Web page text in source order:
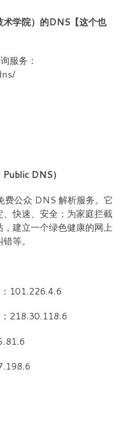
学院）的DNS【这个也
服务：
DNS）
公众 DNS 解析服务。它
快速、安全；为家庭拦截
建立一个绿色健康的网上
等。
101.226.4.6
218.30.118.6